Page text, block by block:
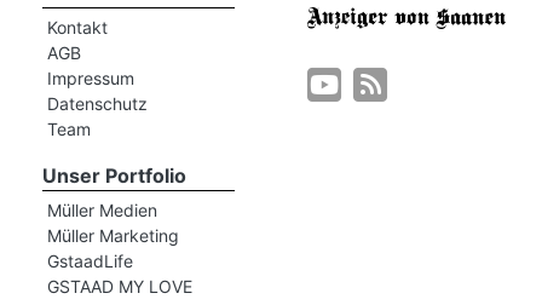
Kontakt
AGB
Impressum
Datenschutz
Team
Unser Portfolio
Müller Medien
Müller Marketing
GstaadLife
GSTAAD MY LOVE